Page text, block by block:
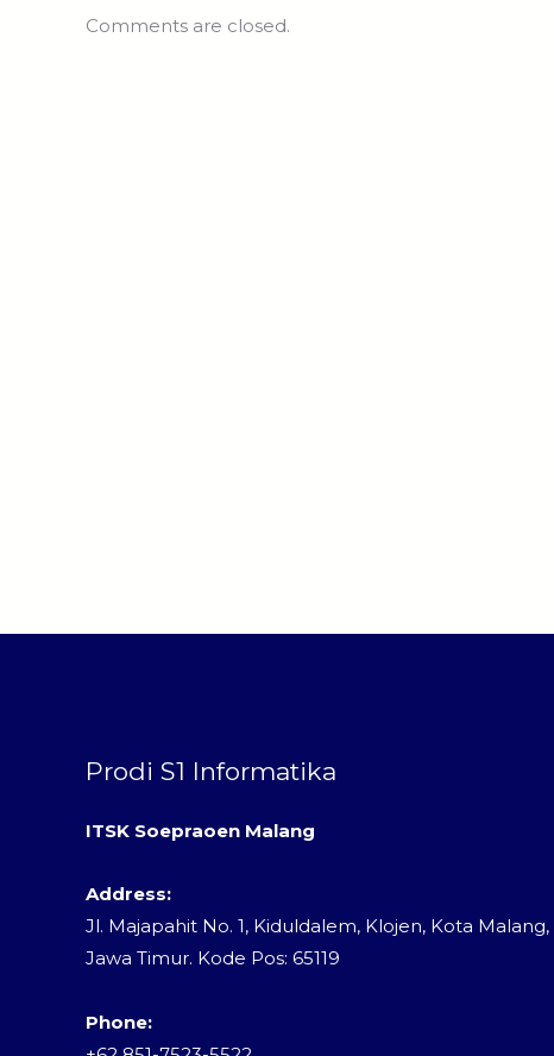
Comments are closed.
Prodi S1 Informatika
ITSK Soepraoen Malang
Address:
Jl. Majapahit No. 1, Kiduldalem, Klojen, Kota Malang,
Jawa Timur. Kode Pos: 65119
Phone: